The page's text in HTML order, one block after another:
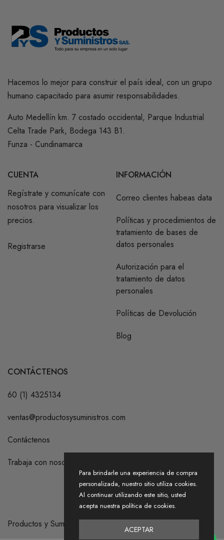
Hacemos lo mejor para construir el país ideal, con un grupo
humano capacitado para asumir responsabilidades.
Auto Medellín km. 7 costado occidental, Parque Industrial
Celta Trade Park, Bodega 143 B1.
Funza - Cundinamarca
CUENTA
Regístrate y comunícate con
nosotros para visualizar los
precios.
Registrarse
INFORMACIÓN
Correo clientes habeas data
Políticas y procedimientos de
tratamiento de bases de
datos personales
Autorización para el
tratamiento de datos
personales
Políticas de Devolución
Blog
CONTÁCTENOS
60 (1) 4325134
ventas@productosysuministros.com
Contáctenos
Trabaja con nosotros
Productos y Suministros S.A.S. 2026
Para brindarle una experiencia de compra
personalizada, nuestro sitio utiliza cookies.
Al continuar utilizando este sitio, usted
acepta nuestra política de cookies.
ACEPTAR